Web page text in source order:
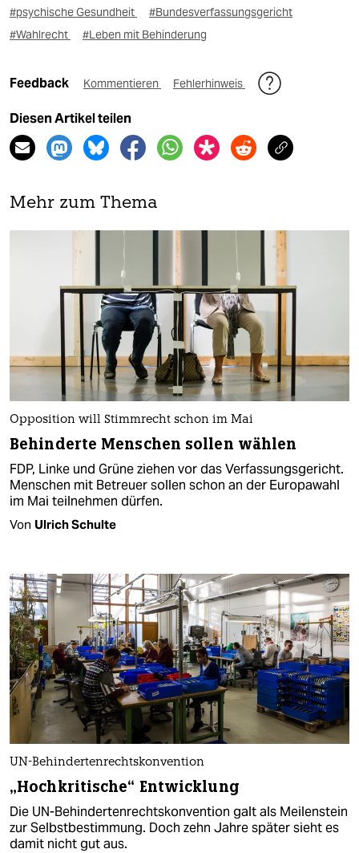
#psychische Gesundheit
#Bundesverfassungsgericht
#Wahlrecht
#Leben mit Behinderung
Feedback Kommentieren Fehlerhinweis
Diesen Artikel teilen
Mehr zum Thema
Opposition will Stimmrecht schon im Mai
Behinderte Menschen sollen wählen
FDP, Linke und Grüne ziehen vor das Verfassungsgericht.
Menschen mit Betreuer sollen schon an der Europawahl
im Mai teilnehmen dürfen.
Von Ulrich Schulte
UN-Behindertenrechtskonvention
„Hochkritische“ Entwicklung
Die UN-Behindertenrechtskonvention galt als Meilenstein
zur Selbstbestimmung. Doch zehn Jahre später sieht es
damit nicht gut aus.